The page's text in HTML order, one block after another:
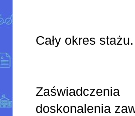
Cały okres stażu.
doskonalenia